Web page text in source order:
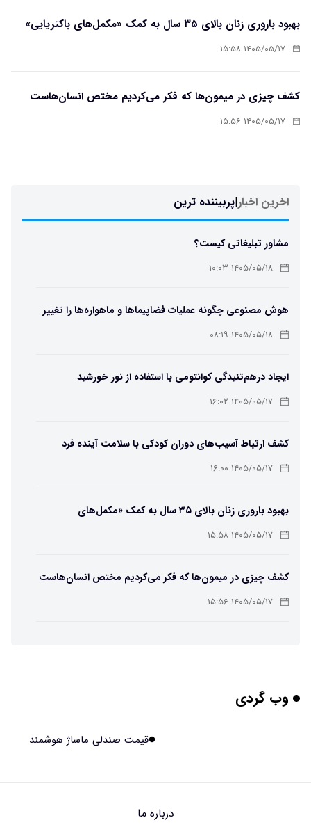
بهبود باروری زنان بالای ۳۵ سال به کمک «مکمل‌های باکتریایی»
۱۴۰۵/۰۵/۱۷ ۱۵:۵۸
کشف چیزی در میمون‌ها که فکر می‌کردیم مختص انسان‌هاست
۱۴۰۵/۰۵/۱۷ ۱۵:۵۶
اخرین اخبار|پربیننده ترین
مشاور تبلیغاتی کیست؟
۱۴۰۵/۰۵/۱۸ ۱۰:۰۳
هوش مصنوعی چگونه عملیات فضاپیماها و ماهواره‌ها را تغییر
می‌دهد؟
۱۴۰۵/۰۵/۱۸ ۰۸:۱۹
ایجاد درهم‌تنیدگی کوانتومی با استفاده از نور خورشید
۱۴۰۵/۰۵/۱۷ ۱۶:۰۲
کشف ارتباط آسیب‌های دوران کودکی با سلامت آینده فرد
۱۴۰۵/۰۵/۱۷ ۱۶:۰۰
بهبود باروری زنان بالای ۳۵ سال به کمک «مکمل‌های
باکتریایی»
۱۴۰۵/۰۵/۱۷ ۱۵:۵۸
کشف چیزی در میمون‌ها که فکر می‌کردیم مختص انسان‌هاست
۱۴۰۵/۰۵/۱۷ ۱۵:۵۶
محققان از هوش مصنوعی برای ساخت ویروس‌های جدید
وب گردی
قیمت صندلی ماساژ هوشمند
درباره ما